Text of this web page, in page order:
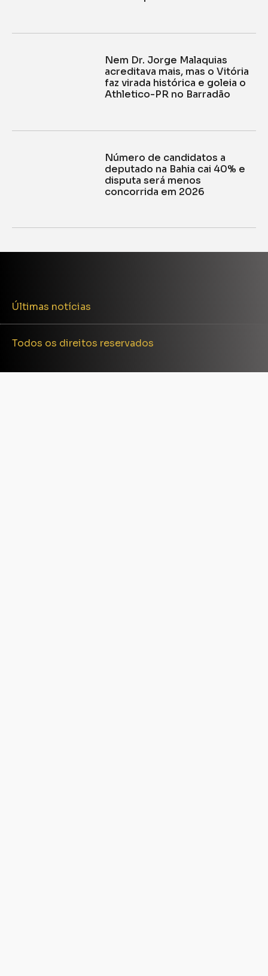
Nem Dr. Jorge Malaquias
acreditava mais, mas o Vitória
faz virada histórica e goleia o
Athletico-PR no Barradão
Número de candidatos a
deputado na Bahia cai 40% e
disputa será menos
concorrida em 2026
Últimas notícias
Todos os direitos reservados